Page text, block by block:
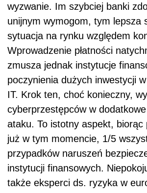
wyzwanie. Im szybciej banki
unijnym wymogom, tym lepsza
sytuacja na rynku względem
Wprowadzenie płatności
zmusza jednak instytucje
poczynienia dużych inwestycji
IT. Krok ten, choć konieczny,
cyberprzestępców w
ataku. To istotny aspekt, biorąc
już w tym momencie, 1/5
przypadków naruszeń
instytucji finansowych.
także eksperci ds. ryzyka w